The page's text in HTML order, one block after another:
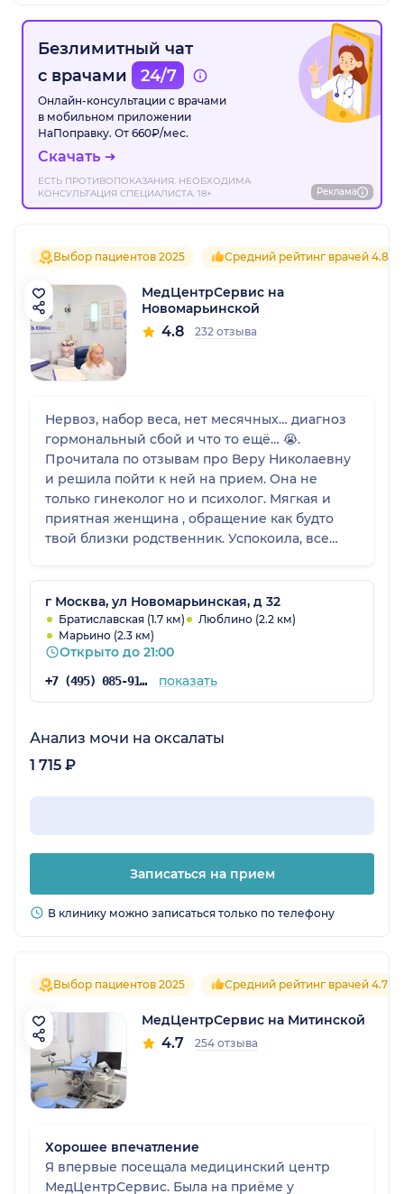
Безлимитный чат
с врачами
24/7
Онлайн-консультации с врачами
в мобильном приложении
НаПоправку. От 660₽/мес.
Скачать
ЕСТЬ ПРОТИВОПОКАЗАНИЯ. НЕОБХОДИМА
КОНСУЛЬТАЦИЯ СПЕЦИАЛИСТА. 18+
Реклама
Выбор пациентов 2025 Средний рейтинг врачей 4.8
МедЦентрСервис на
Новомарьинской
4.8 232 отзыва
Нервоз, набор веса, нет месячных… диагноз
гормональный сбой и что то ещё… 😭.
Прочитала по отзывам про Веру Николаевну
и решила пойти к ней на прием. Она не
только гинеколог но и психолог. Мягкая и
приятная женщина , обращение как будто
твой близки родственник. Успокоила, все
лечение, прошло 2 месяца, пришла на
повторный прием и сдачу анализа со страхом
что нечего не помогло и вуаля😄 гормоны
идут в норму, месяки идут ровно по числам
все вовремя нервоз снизился. В общем чудо
врач… спасибо большое Вера Николаевна.
г Москва, ул Новомарьинская, д 32
Братиславская (1.7 км)
Люблино (2.2 км)
Марьино (2.3 км)
Открыто до 21:00
+7 (495) 085-91-29 показать
Анализ мочи на оксалаты
1 715 ₽
Записаться на прием
В клинику можно записаться только по телефону
Выбор пациентов 2025 Средний рейтинг врачей 4.7
МедЦентрСервис на Митинской
4.7 254 отзыва
Хорошее впечатление
Я впервые посещала медицинский центр
МедЦентрСервис. Была на приёме у